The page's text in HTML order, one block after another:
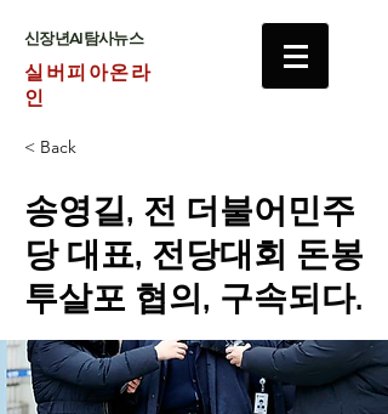
​신장년AI탐사뉴스
실버피아온라
인
< Back
송영길, 전 더불어민주
당 대표, 전당대회 돈봉
투살포 협의, 구속되다.